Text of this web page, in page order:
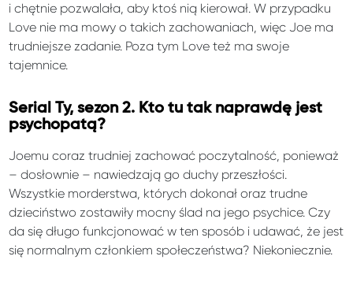
i chętnie pozwalała, aby ktoś nią kierował. W przypadku
Love nie ma mowy o takich zachowaniach, więc Joe ma
trudniejsze zadanie. Poza tym Love też ma swoje
tajemnice.
Serial Ty, sezon 2. Kto tu tak naprawdę jest
psychopatą?
Joemu coraz trudniej zachować poczytalność, ponieważ
– dosłownie – nawiedzają go duchy przeszłości.
Wszystkie morderstwa, których dokonał oraz trudne
dzieciństwo zostawiły mocny ślad na jego psychice. Czy
da się długo funkcjonować w ten sposób i udawać, że jest
się normalnym członkiem społeczeństwa? Niekoniecznie.